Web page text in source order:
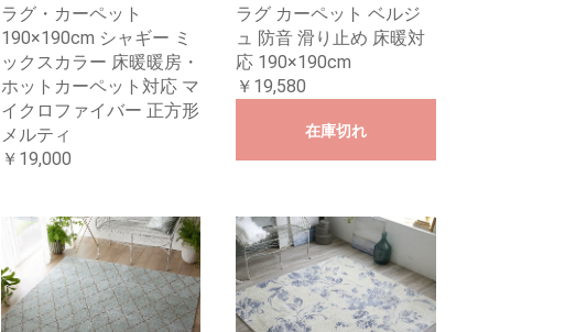
ラグ・カーペット
190×190cm シャギー ミ
ックスカラー 床暖暖房・
ホットカーペット対応 マ
イクロファイバー 正方形
メルティ
￥19,000
ラグ カーペット ベルジ
ュ 防音 滑り止め 床暖対
応 190×190cm
￥19,580
在庫切れ